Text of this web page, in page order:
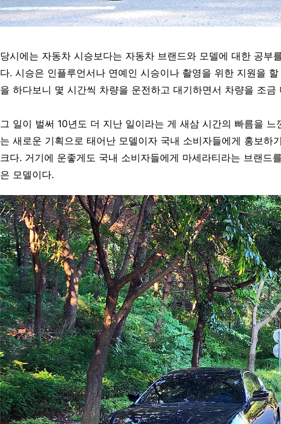
당시에는 자동차 시승보다는 자동차 브랜드와 모델에 대한 공부
다. 시승은 인플루언서나 연예인 시승이나 촬영을 위한 지원을
을 하다보니 몇 시간씩 차량을 운전하고 대기하면서 차량을 조금
그 일이 벌써 10년도 더 지난 일이라는 게 새삼 시간의 빠름을
는 새로운 기획으로 태어난 모델이자 국내 소비자들에게 홍보하
크다. 거기에 운좋게도 국내 소비자들에게 마세라티라는 브랜드
은 모델이다.